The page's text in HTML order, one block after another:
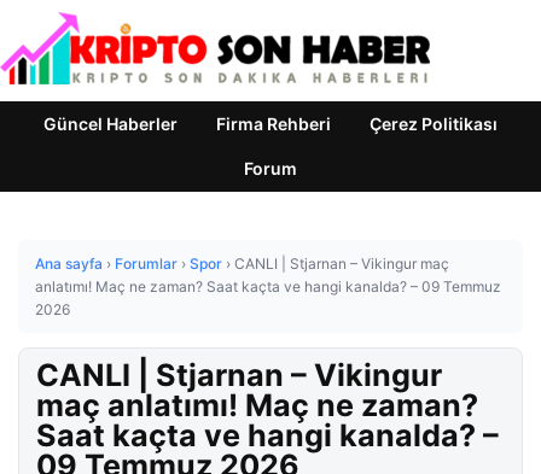
Güncel Haberler Firma Rehberi Çerez Politikası
Forum
Ana sayfa › Forumlar › Spor › CANLI | Stjarnan – Vikingur maç
anlatımı! Maç ne zaman? Saat kaçta ve hangi kanalda? – 09 Temmuz
2026
CANLI | Stjarnan – Vikingur
maç anlatımı! Maç ne zaman?
Saat kaçta ve hangi kanalda? –
09 Temmuz 2026